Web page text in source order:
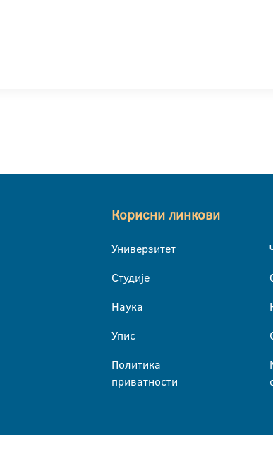
Корисни линкови
Универзитет
Студије
Наука
Упис
Политика
приватности